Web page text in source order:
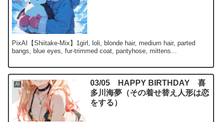
PixAI【Shiitake-Mix】1girl, loli, blonde hair, medium hair, parted
bangs, blue eyes, fur-trimmed coat, pantyhose, mittens...
AI
03/05 HAPPY BIRTHDAY 喜
多川海夢（その着せ替え人形は恋
をする）